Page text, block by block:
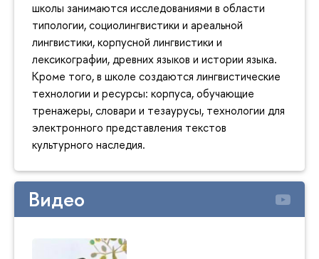
школы занимаются исследованиями в области
типологии, социолингвистики и ареальной
лингвистики, корпусной лингвистики и
лексикографии, древних языков и истории языка.
Кроме того, в школе создаются лингвистические
технологии и ресурсы: корпуса, обучающие
тренажеры, словари и тезаурусы, технологии для
электронного представления текстов
культурного наследия.
Видео